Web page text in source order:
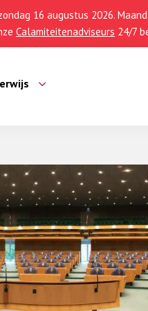
16 augustus 2026.
Calamiteitenadviseurs 24/7